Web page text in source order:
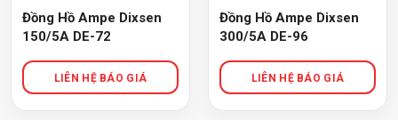
Đồng Hồ Ampe Dixsen
150/5A DE-72
Đồng Hồ Ampe Dixsen
300/5A DE-96